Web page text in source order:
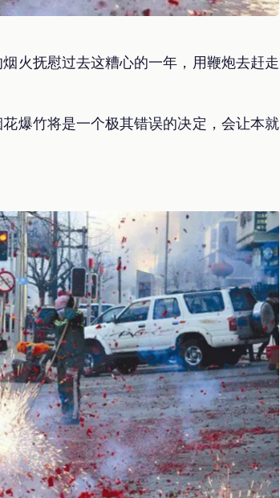
火抚慰过去这糟心的一年，用鞭炮去赶走
爆竹将是一个极其错误的决定，会让本就